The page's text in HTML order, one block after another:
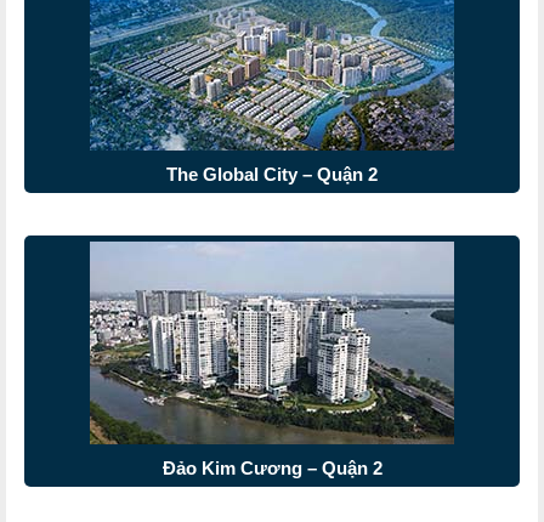
The Global City – Quận 2
Đảo Kim Cương – Quận 2